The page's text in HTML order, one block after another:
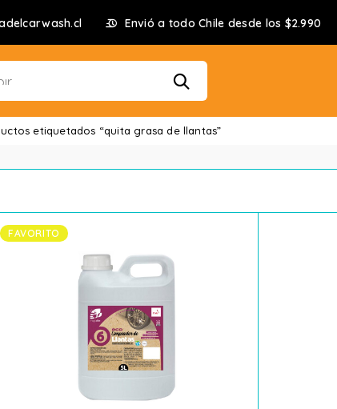
Envió a todo Chile desde los $2.990
etiquetados “quita grasa de llantas”
FAVORITO